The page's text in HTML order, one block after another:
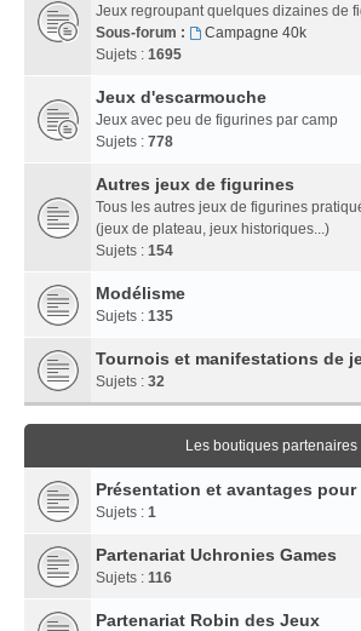
Jeux regroupant quelques dizaines de
Sous-forum :
Campagne 40k
Sujets : 1695
Jeux d'escarmouche
Jeux avec peu de figurines par camp
Sujets : 778
Autres jeux de figurines
Tous les autres jeux de figurines
(jeux de plateau, jeux historiques...)
Sujets : 154
Modélisme
Sujets : 135
Tournois et manifestations de
Sujets : 32
Les boutiques partenaires
Présentation et avantages
Sujets : 1
Partenariat Uchronies Games
Sujets : 116
Partenariat Robin des Jeux